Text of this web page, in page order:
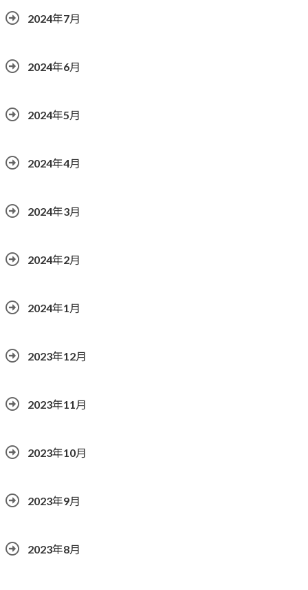
2024年7月
2024年6月
2024年5月
2024年4月
2024年3月
2024年2月
2024年1月
2023年12月
2023年11月
2023年10月
2023年9月
2023年8月